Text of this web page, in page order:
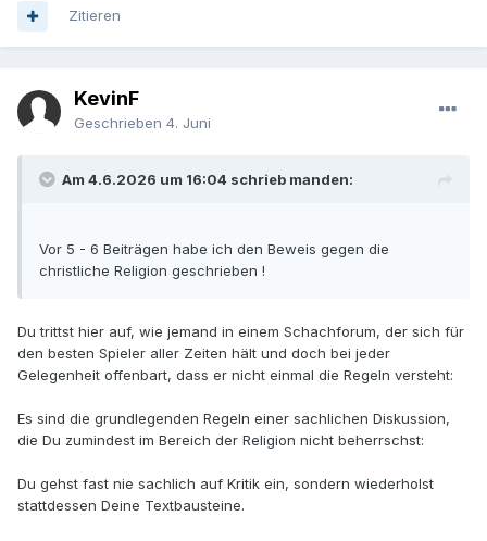
ihren Gott steht, etwas wahr ist.
Zitieren
KevinF
Geschrieben 4. Juni
Am 4.6.2026 um 16:04 schrieb manden:
Vor 5 - 6 Beiträgen habe ich den Beweis gegen die
christliche Religion geschrieben !
Du trittst hier auf, wie jemand in einem Schachforum, der sich für
den besten Spieler aller Zeiten hält und doch bei jeder
Gelegenheit offenbart, dass er nicht einmal die Regeln versteht:
Es sind die grundlegenden Regeln einer sachlichen Diskussion,
die Du zumindest im Bereich der Religion nicht beherrschst:
Du gehst fast nie sachlich auf Kritik ein, sondern wiederholst
stattdessen Deine Textbausteine.